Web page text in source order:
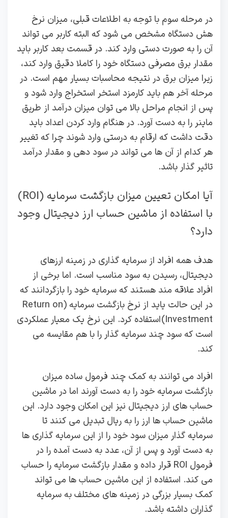
در مرحله سوم با توجه به اطلاعات قبلی، میزان نرخ
هش دستگاه مشخص می شود که البته کاربر می تواند
آن را به صورت دستی وارد کند. در قسمت بعد کاربر باید
مقدار برق مصرفی دستگاه خود را کاملا دقیق وارد کند،
زیرا میزان برق در نتیجه محاسبات بسیار مهم است. در
مرحله آخر هم باید کارمزد استخر استخراج وارد شود و
پس از انجام مراحل بالا می توان میزان درآمد از طریق
ماینر را به دست آورد. در هنگام وارد کردن اعداد باید
دقت داشت که ارقام به درستی وارد شوند چرا که تغییر
هر کدام از آن ها می تواند در سود دهی و مقدار درآمد
تاثیر گذار باشد.
آیا امکان تعیین میزان بازگشت سرمایه (ROI)
با استفاده از ماشین‌ حساب ارز دیجیتال وجود
دارد؟
هدف همه افراد از سرمایه گذاری در زمینه ارزهای
دیجیتال، رسیدن به سود مناسب است. اما برخی از
افراد علاقه مند هستند که سرمایه خود را بازگردانند که
در این حالت یاید از نرخ بازگشت سرمایه (Return on
Investment) استفاده کرد. این نرخ یک معیار عملکردی
است که سود چند سرمایه گذار را با هم مقایسه می
کند.
افراد می توانند به کمک چند فرمول ساده میزان
بازگشت سرمایه خود را به دست آورند اما در ماشین
حساب های ارز دیجیتال نیز این امکان وجود دارد. این
ماشین حساب ها ارز را به ریال تبدیل می کنند تا
سرمایه گذار میزان سود خود را از این سرمایه گذاری ها
به دست آورد و پس از آن، عدد به دست آمده را در
فرمول ROI قرار داده و مقدار بازگشت سرمایه را حساب
می کند. استفاده از این ماشین حساب ها می تواند
کمک بسیار بزرگی در زمینه های مختلف به سرمایه
گذاران داشته باشد.